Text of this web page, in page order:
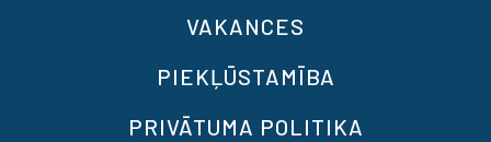
VAKANCES
PIEKĻŪSTAMĪBA
PRIVĀTUMA POLITIKA